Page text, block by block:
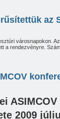
az
városnapokon.
a rendezvényre.
2009